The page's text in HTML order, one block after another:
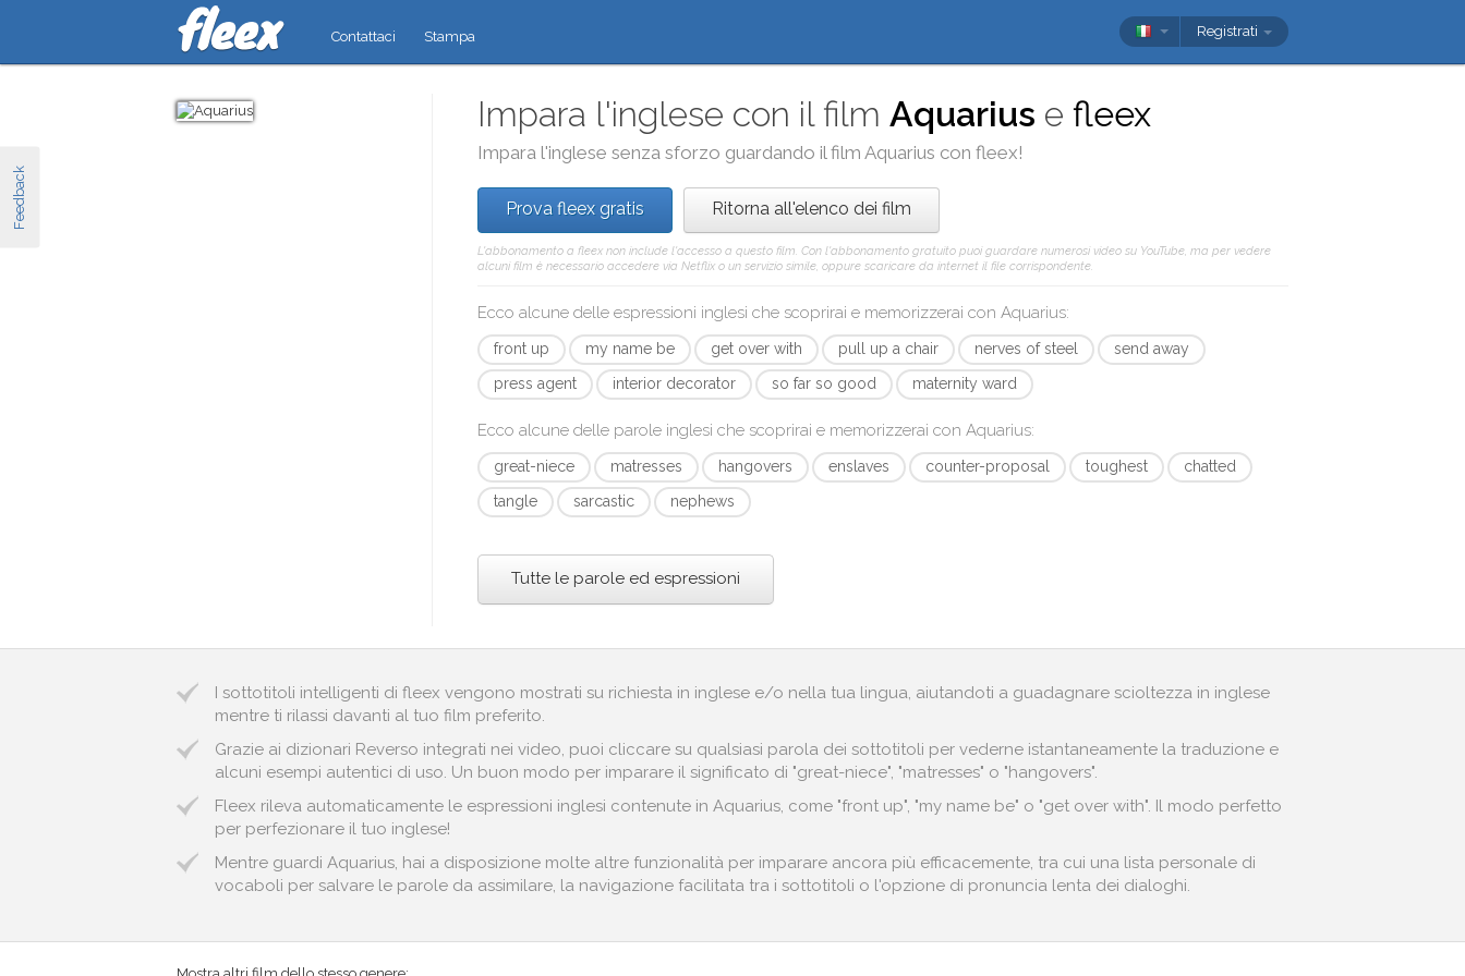
Feedback
Contattaci Stampa Registrati
Impara l'inglese con il film Aquarius e fleex
Impara l'inglese senza sforzo guardando il film Aquarius con fleex!
Prova fleex gratis Ritorna all'elenco dei film
L'abbonamento a fleex non include l'accesso a questo film. Con l'abbonamento gratuito puoi guardare numerosi video su YouTube, ma per vedere
alcuni film è necessario accedere via Netflix o un servizio simile, oppure scaricare da internet il file corrispondente.
Ecco alcune delle espressioni inglesi che scoprirai e memorizzerai con Aquarius:
front up my name be get over with pull up a chair nerves of steel
send away
press agent
interior decorator so far so good maternity ward
Ecco alcune delle parole inglesi che scoprirai e memorizzerai con Aquarius:
great-niece matresses hangovers enslaves counter-proposal toughest
chatted
tangle
sarcastic nephews
Tutte le parole ed espressioni
I sottotitoli intelligenti di fleex vengono mostrati su richiesta in inglese e/o nella tua lingua, aiutandoti a guadagnare scioltezza in inglese
mentre ti rilassi davanti al tuo film preferito.
Grazie ai dizionari Reverso integrati nei video, puoi cliccare su qualsiasi parola dei sottotitoli per vederne istantaneamente la traduzione e
alcuni esempi autentici di uso. Un buon modo per imparare il significato di "great-niece", "matresses" o "hangovers".
Fleex rileva automaticamente le espressioni inglesi contenute in Aquarius, come "front up", "my name be" o "get over with". Il modo perfetto
per perfezionare il tuo inglese!
Mentre guardi Aquarius, hai a disposizione molte altre funzionalità per imparare ancora più efficacemente, tra cui una lista personale di
vocaboli per salvare le parole da assimilare, la navigazione facilitata tra i sottotitoli o l'opzione di pronuncia lenta dei dialoghi.